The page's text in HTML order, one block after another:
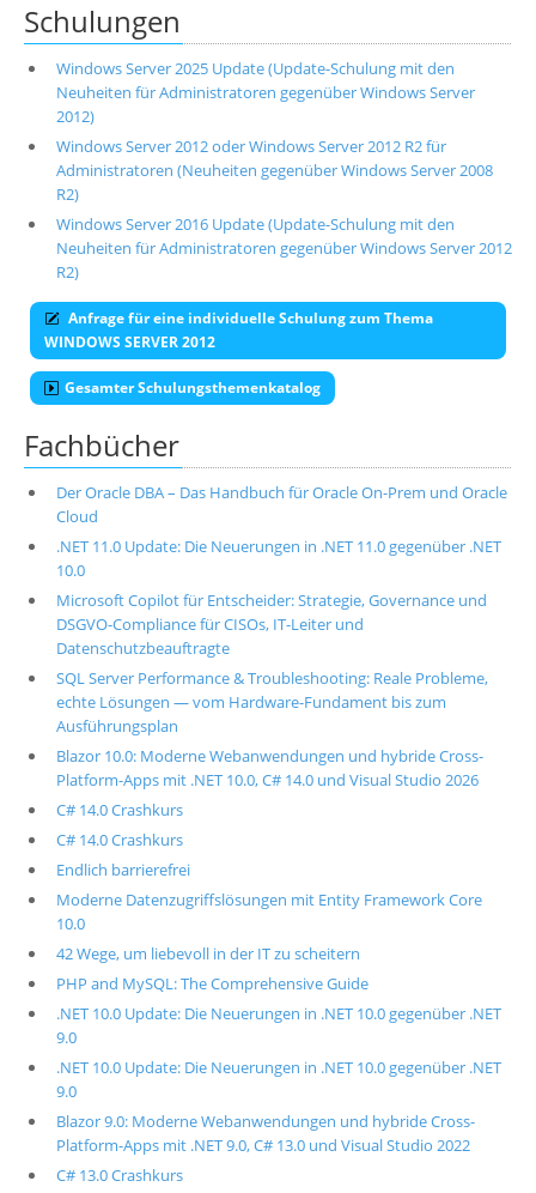
Schulungen
Windows Server 2025 Update (Update-Schulung mit den
Neuheiten für Administratoren gegenüber Windows Server
2012)
Windows Server 2012 oder Windows Server 2012 R2 für
Administratoren (Neuheiten gegenüber Windows Server 2008
R2)
Windows Server 2016 Update (Update-Schulung mit den
Neuheiten für Administratoren gegenüber Windows Server 2012
R2)
Anfrage für eine individuelle Schulung zum Thema
WINDOWS SERVER 2012
Gesamter Schulungsthemenkatalog
Fachbücher
Der Oracle DBA – Das Handbuch für Oracle On-Prem und Oracle
Cloud
.NET 11.0 Update: Die Neuerungen in .NET 11.0 gegenüber .NET
10.0
Microsoft Copilot für Entscheider: Strategie, Governance und
DSGVO-Compliance für CISOs, IT-Leiter und
Datenschutzbeauftragte
SQL Server Performance & Troubleshooting: Reale Probleme,
echte Lösungen — vom Hardware-Fundament bis zum
Ausführungsplan
Blazor 10.0: Moderne Webanwendungen und hybride Cross-
Platform-Apps mit .NET 10.0, C# 14.0 und Visual Studio 2026
C# 14.0 Crashkurs
C# 14.0 Crashkurs
Endlich barrierefrei
Moderne Datenzugriffslösungen mit Entity Framework Core
10.0
42 Wege, um liebevoll in der IT zu scheitern
PHP and MySQL: The Comprehensive Guide
.NET 10.0 Update: Die Neuerungen in .NET 10.0 gegenüber .NET
9.0
.NET 10.0 Update: Die Neuerungen in .NET 10.0 gegenüber .NET
9.0
Blazor 9.0: Moderne Webanwendungen und hybride Cross-
Platform-Apps mit .NET 9.0, C# 13.0 und Visual Studio 2022
C# 13.0 Crashkurs